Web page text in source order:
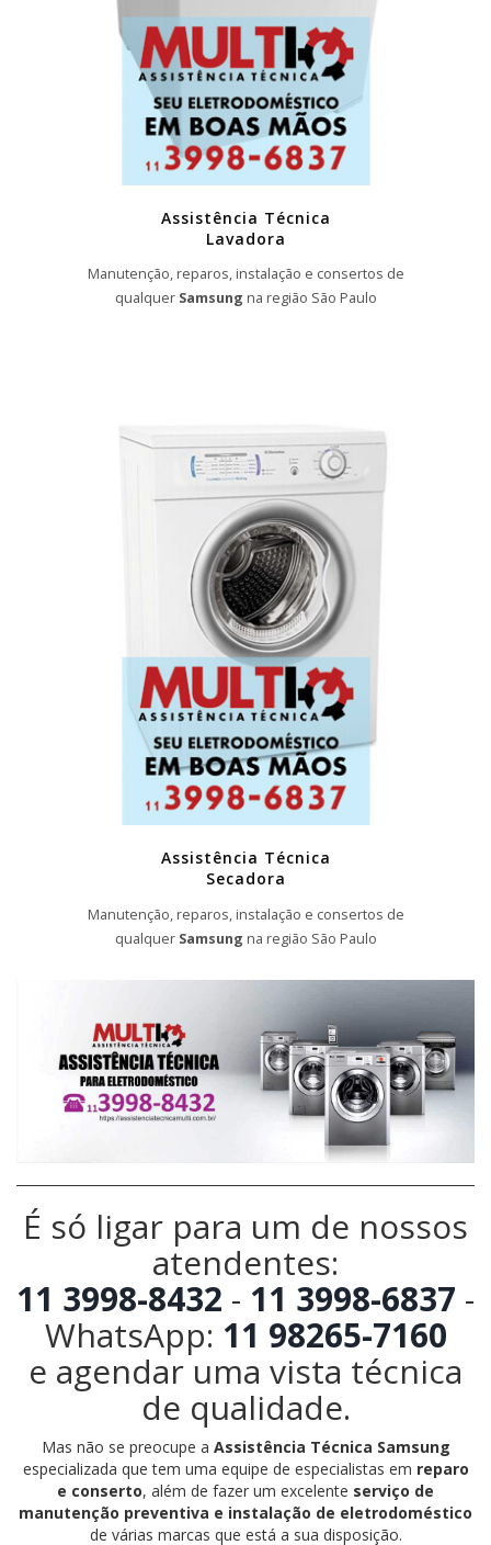
Assistência Técnica
Lavadora
Manutenção, reparos, instalação e consertos de
qualquer Samsung na região São Paulo
Assistência Técnica
Secadora
Manutenção, reparos, instalação e consertos de
qualquer Samsung na região São Paulo
É só ligar para um de nossos
atendentes:
11 3998-8432 - 11 3998-6837 -
WhatsApp: 11 98265-7160
e agendar uma vista técnica
de qualidade.
Mas não se preocupe a Assistência Técnica Samsung
especializada que tem uma equipe de especialistas em reparo
e conserto, além de fazer um excelente serviço de
manutenção preventiva e instalação de eletrodoméstico
de várias marcas que está a sua disposição.